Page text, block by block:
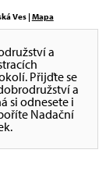
Ves |Mapa
a
Přijďte se
a
si odnesete i
Nadační